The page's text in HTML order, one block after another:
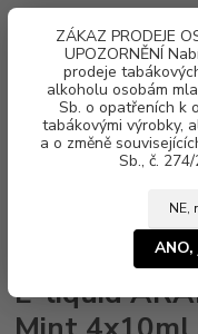
ZÁKAZ PRODEJE
UPOZORNĚNÍ
prodeje
alkoholu osobám
Sb. o opatřeních k
tabákovými výrobky,
a o změně
Sb., č.
NE,
liquid ARAMAX 4Pack Berry
E-liquid